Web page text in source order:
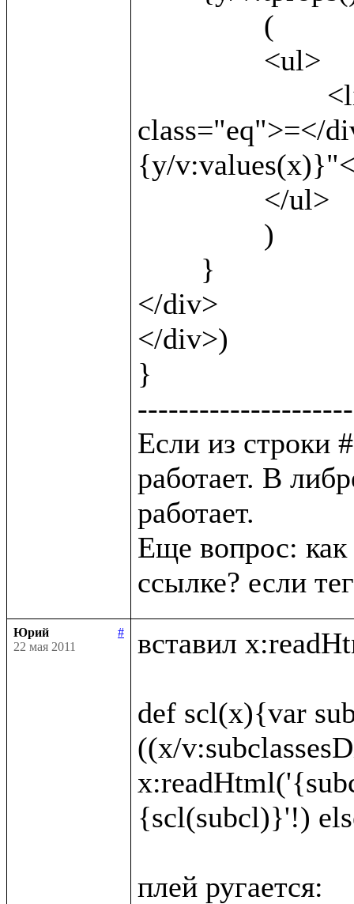
class="eq">=</
{y/
</div>
</div>)
}
Если из строки
работает. В
работает.
Еще вопрос: как
Юрий
#
22 мая 2011
вставил
def scl(x){var
((x/
{scl(subcl)}'!)
плей ругается: